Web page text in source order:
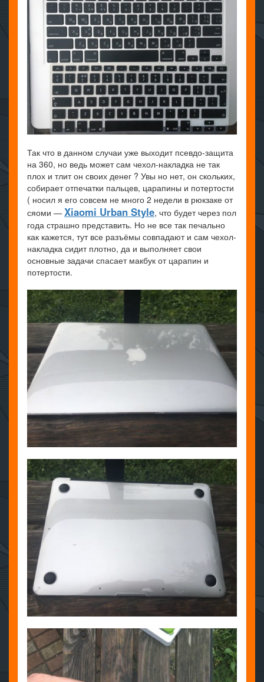
Так что в данном случаи уже выходит псевдо-защита
на 360, но ведь может сам чехол-накладка не так
плох и тлит он своих денег ? Увы но нет, он скольких,
собирает отпечатки пальцев, царапины и потертости
( носил я его совсем не много 2 недели в рюкзаке от
сяоми — Xiaomi Urban Style, что будет через пол
года страшно представить. Но не все так печально
как кажется, тут все разъёмы совпадают и сам чехол-
накладка сидит плотно, да и выполняет свои
основные задачи спасает макбук от царапин и
потертости.